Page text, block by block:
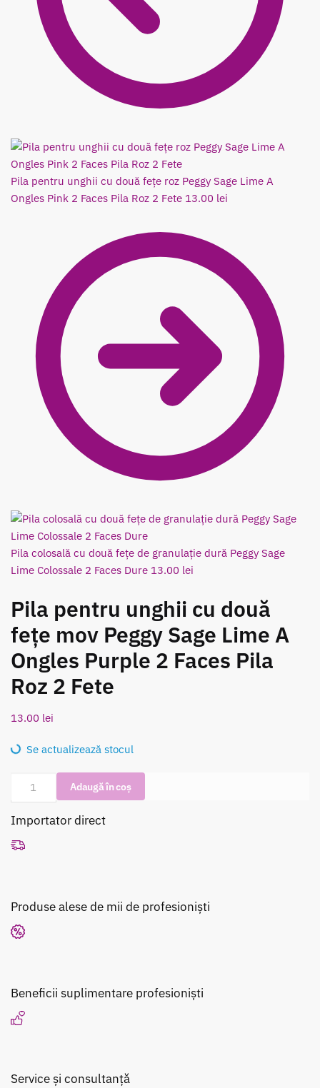
Pila pentru unghii cu două fețe roz Peggy Sage Lime A
Ongles Pink 2 Faces Pila Roz 2 Fete 13.00 lei
Pila colosală cu două fețe de granulație dură Peggy Sage
Lime Colossale 2 Faces Dure 13.00 lei
Pila pentru unghii cu două
fețe mov Peggy Sage Lime A
Ongles Purple 2 Faces Pila
Roz 2 Fete
13.00 lei
Se actualizează stocul
pentru
unghii
cu
mov
Sage
Ongles
2
Roz
Adaugă în coș
Importator direct
Produse alese de mii de profesioniști
Beneficii suplimentare profesioniști
Service și consultanță